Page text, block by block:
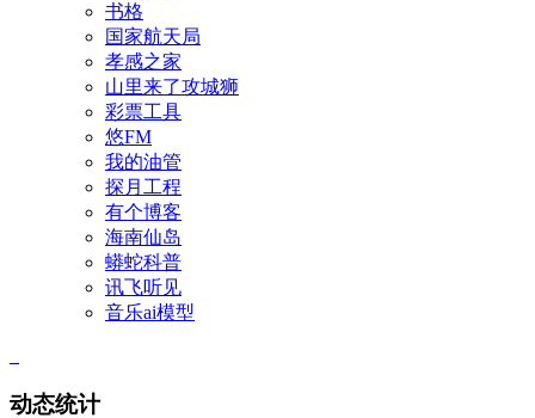
书格
国家航天局
孝感之家
山里来了攻城狮
彩票工具
悠FM
我的油管
探月工程
有个博客
海南仙岛
蟒蛇科普
讯飞听见
音乐ai模型
动态统计